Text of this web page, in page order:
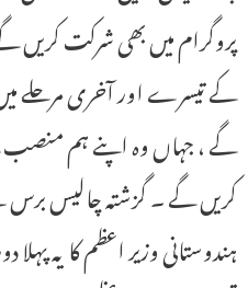
پروگرام میں بھی شرکت
کے تیسرے اور آخری مرحلے
گے ، جہاں وہ اپنے ہم منصب
کریں گے ۔ گزشتہ چالیس برس
ہندوستانی وزیر اعظم کا یہ